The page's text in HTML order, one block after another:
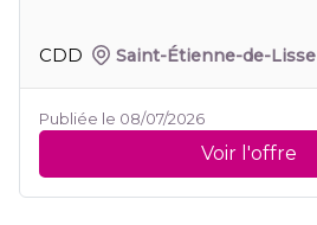
CDD Saint-Étienne-de-Lisse
Publiée le 08/07/2026
Voir l'offre